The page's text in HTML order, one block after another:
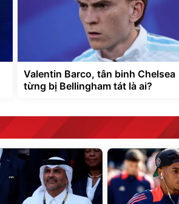
Valentin Barco, tân binh Chelsea
từng bị Bellingham tát là ai?